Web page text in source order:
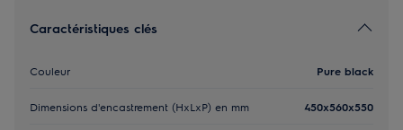
Caractéristiques clés
Couleur Pure black
Dimensions d'encastrement (HxLxP) en mm 450x560x550